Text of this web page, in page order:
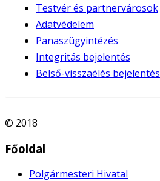
Testvér és partnervárosok
Adatvédelem
Panaszügyintézés
Integritás bejelentés
Belső-visszaélés bejelentés
© 2018
Főoldal
Polgármesteri Hivatal